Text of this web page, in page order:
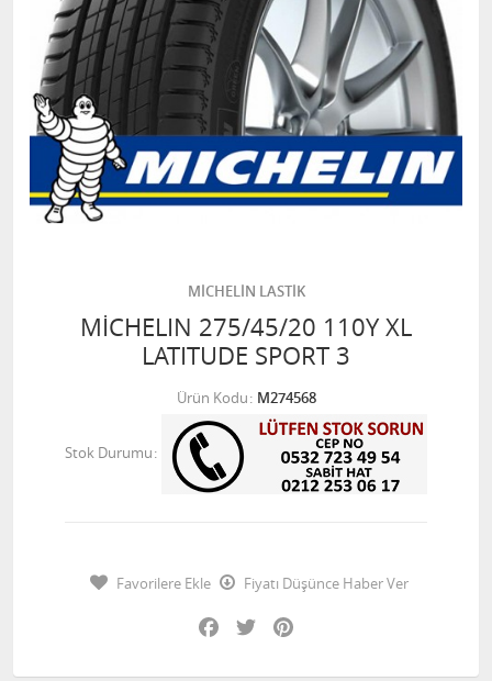
MİCHELİN LASTİK
MİCHELIN 275/45/20 110Y XL
LATITUDE SPORT 3
Ürün Kodu M274568
Stok Durumu
Favorilere Ekle
Fiyatı Düşünce Haber Ver
Facebook
Twitter